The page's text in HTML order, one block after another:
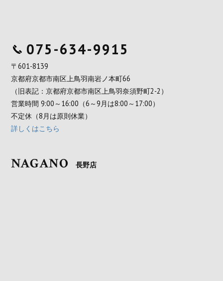
075-634-9915
〒601-8139
京都府京都市南区上鳥羽南岩ノ本町66
（旧表記：京都府京都市南区上鳥羽奈須野町2-2）
営業時間 9:00～16:00（6～9月は8:00～17:00）
不定休（8月は原則休業）
詳しくはこちら
NAGANO 長野店